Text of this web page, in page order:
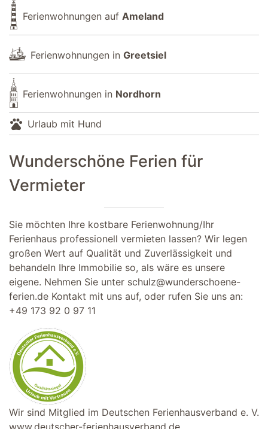
Ferienwohnungen auf Ameland
Ferienwohnungen in Greetsiel
Ferienwohnungen in Nordhorn
pets Urlaub mit Hund
Wunderschöne Ferien für
Vermieter
Sie möchten Ihre kostbare Ferienwohnung/Ihr
Ferienhaus professionell vermieten lassen? Wir legen
großen Wert auf Qualität und Zuverlässigkeit und
behandeln Ihre Immobilie so, als wäre es unsere
eigene. Nehmen Sie unter schulz@wunderschoene-
ferien.de Kontakt mit uns auf, oder rufen Sie uns an:
+49 173 92 0 97 11
Wir sind Mitglied im Deutschen Ferienhausverband e. V.
www.deutscher-ferienhausverband.de